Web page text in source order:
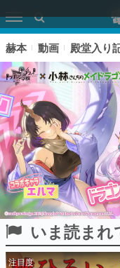
ピックア
赫本 動画 殿堂入り
いま読まれ
注目度